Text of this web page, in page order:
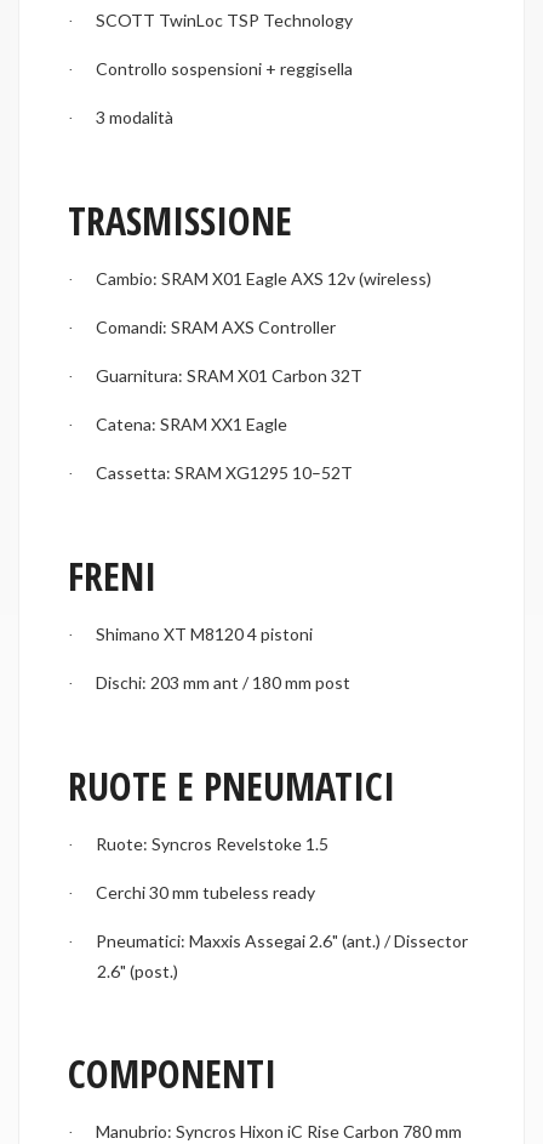
· SCOTT TwinLoc TSP Technology
· Controllo sospensioni + reggisella
· 3 modalità
TRASMISSIONE
· Cambio: SRAM X01 Eagle AXS 12v (wireless)
· Comandi: SRAM AXS Controller
· Guarnitura: SRAM X01 Carbon 32T
· Catena: SRAM XX1 Eagle
· Cassetta: SRAM XG1295 10–52T
FRENI
· Shimano XT M8120 4 pistoni
· Dischi: 203 mm ant / 180 mm post
RUOTE E PNEUMATICI
· Ruote: Syncros Revelstoke 1.5
· Cerchi 30 mm tubeless ready
·
Pneumatici: Maxxis Assegai 2.6" (ant.) / Dissector
2.6" (post.)
COMPONENTI
· Manubrio: Syncros Hixon iC Rise Carbon 780 mm